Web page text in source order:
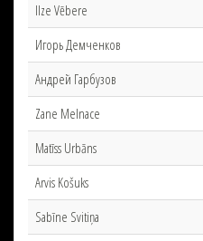
Ilze Vēbere
Игорь Демченков
Андрей Гарбузов
Zane Melnace
Matīss Urbāns
Arvis Košuks
Sabīne Svitiņa